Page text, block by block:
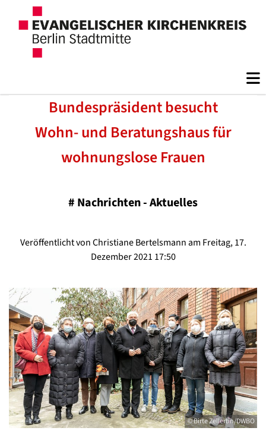
Bundespräsident besucht
Wohn- und Beratungshaus für
wohnungslose Frauen
# Nachrichten - Aktuelles
Veröffentlicht von Christiane Bertelsmann am Freitag, 17.
Dezember 2021 17:50
© Birte Zellertin/DWBO